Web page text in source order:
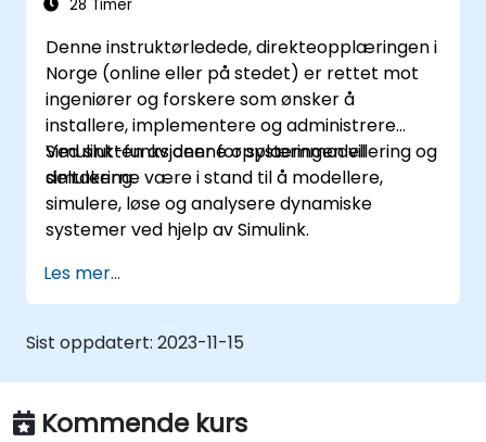
28 Timer
Denne instruktørledede, direkteopplæringen i
Norge (online eller på stedet) er rettet mot
ingeniører og forskere som ønsker å
installere, implementere og administrere
Simulink-funksjoner for systemmodellering og
simulering.
Ved slutten av denne opplæringen vil
deltakerne være i stand til å modellere,
simulere, løse og analysere dynamiske
systemer ved hjelp av Simulink.
Les mer...
Sist oppdatert: 2023-11-15
Kommende kurs